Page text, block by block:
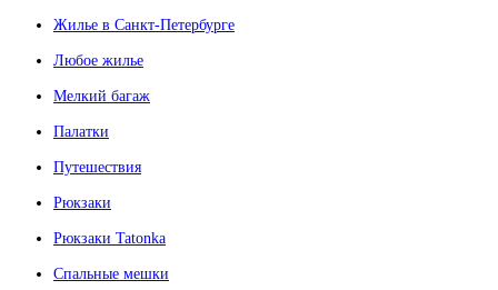
Жилье в Санкт-Петербурге
Любое жилье
Мелкий багаж
Палатки
Путешествия
Рюкзаки
Рюкзаки Tatonka
Спальные мешки